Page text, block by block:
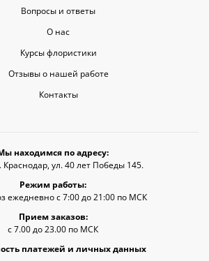
Вопросы и ответы
О нас
Курсы флористики
Отзывы о нашей работе
Контакты
находимся по адресу:
Краснодар, ул. 40 лет Победы 145.
Режим работы:
ежедневно с 7:00 до 21:00 по МСК
Прием заказов:
с 7.00 до 23.00 по МСК
платежей и личных данных